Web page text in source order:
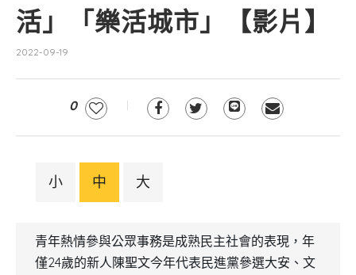
活」「樂活城市」【影片】
2022-09-19
0
小 中 大
青年熱情參與公眾事務是成熟民主社會的表現，年
僅24歲的新人陳聖文今年代表民進黨參選大安、文